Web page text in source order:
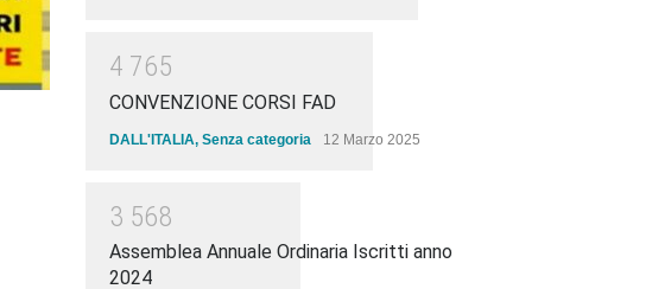
4 765
CONVENZIONE CORSI FAD
DALL'ITALIA, Senza categoria 12 Marzo 2025
3 568
Assemblea Annuale Ordinaria Iscritti anno
2024